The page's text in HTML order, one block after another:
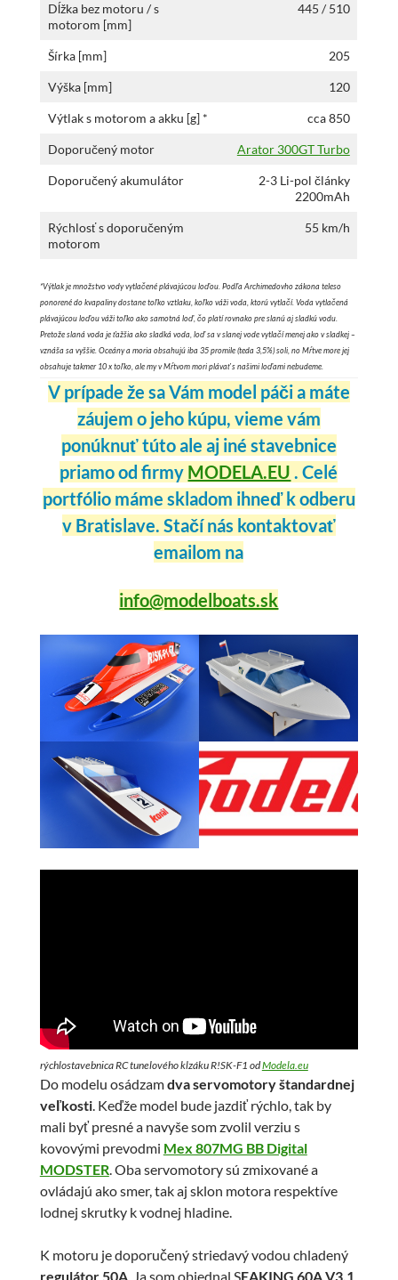
Dĺžka bez motoru / s
motorom [mm]
445 / 510
Šírka [mm] 205
Výška [mm] 120
Výtlak s motorom a akku [g] * cca 850
Doporučený motor Arator 300GT Turbo
Doporučený akumulátor
2-3 Li-pol články
2200mAh
Rýchlosť s doporučeným
motorom
55 km/h
*Výtlak je množstvo vody vytlačené plávajúcou loďou. Podľa Archimedovho zákona teleso
ponorené do kvapaliny dostane toľko vztlaku, koľko váži voda, ktorú vytlačí. Voda vytlačená
plávajúcou loďou váži toľko ako samotná loď, čo platí rovnako pre slanú aj sladkú vodu.
Pretože slaná voda je ťažšia ako sladká voda, loď sa v slanej vode vytlačí menej ako v sladkej –
vznáša sa vyššie. Oceány a moria obsahujú iba 35 promile (teda 3,5%) soli, no Mŕtve more jej
obsahuje takmer 10 x toľko, ale my v Mŕtvom mori plávať s našimi loďami nebudeme.
V prípade že sa Vám model páči a máte
záujem o jeho kúpu, vieme vám
ponúknuť túto ale aj iné stavebnice
priamo od firmy MODELA.EU .Celé
portfólio máme skladom ihneď k odberu
v Bratislave. Stačí nás kontaktovať
emailom na
info@modelboats.sk
rýchlostavebnica RC tunelového klzáku R!SK-F1 odModela.eu
Do modelu osádzamdva servomotory štandardnej
veľkosti. Keďže model bude jazdiť rýchlo, tak by
mali byť presné a navyše som zvolil verziu s
kovovými prevodmi Mex 807MG BB Digital
MODSTER. Oba servomotory sú zmixované a
ovládajú ako smer, tak aj sklon motora respektíve
lodnej skrutky k vodnej hladine.
K motoru je doporučený striedavý vodou chladený
regulátor 50A. Ja som objednal SEAKING 60A V3.1